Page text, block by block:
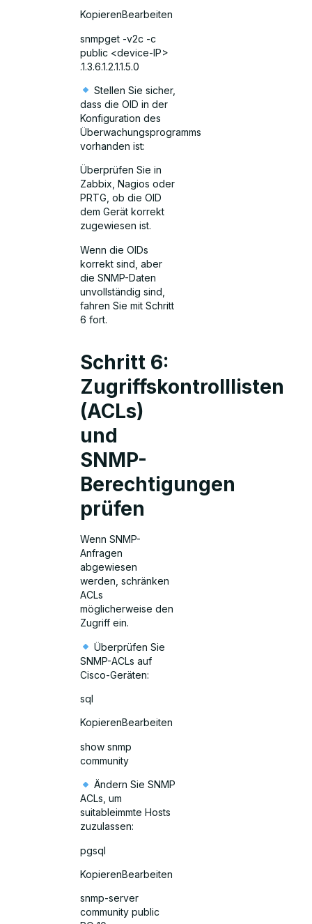
KopierenBearbeiten
snmpget -v2c -c
public <device-IP>
.1.3.6.1.2.1.1.5.0
Stellen Sie sicher,
dass die OID in der
Konfiguration des
Überwachungsprogramms
vorhanden ist:
Überprüfen Sie in
Zabbix, Nagios oder
PRTG, ob die OID
dem Gerät korrekt
zugewiesen ist.
Wenn die OIDs
korrekt sind, aber
die SNMP-Daten
unvollständig sind,
fahren Sie mit Schritt
6 fort.
Schritt 6:
Zugriffskontrolllisten
(ACLs)
und
SNMP-
Berechtigungen
prüfen
Wenn SNMP-
Anfragen
abgewiesen
werden, schränken
ACLs
möglicherweise den
Zugriff ein.
Überprüfen Sie
SNMP-ACLs auf
Cisco-Geräten:
sql
KopierenBearbeiten
show snmp
community
Ändern Sie SNMP
ACLs, um
suitableimmte Hosts
zuzulassen:
pgsql
KopierenBearbeiten
snmp-server
community public